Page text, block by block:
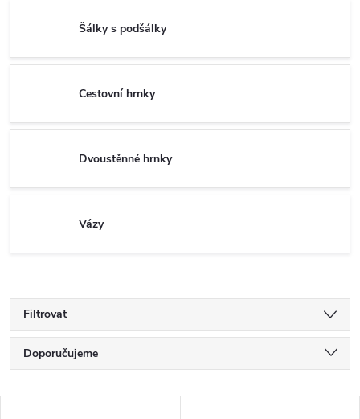
Šálky s podšálky
Cestovní hrnky
Dvoustěnné hrnky
Vázy
Filtrovat
Ř
a
Doporučujeme